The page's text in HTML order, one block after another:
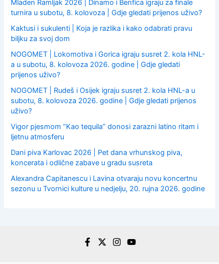
Mladen Ramljak 2026 | Dinamo i Benfica igraju za finale
turnira u subotu, 8. kolovoza | Gdje gledati prijenos uživo?
Kaktusi i sukulenti | Koja je razlika i kako odabrati pravu
biljku za svoj dom
NOGOMET | Lokomotiva i Gorica igraju susret 2. kola HNL-
a u subotu, 8. kolovoza 2026. godine | Gdje gledati
prijenos uživo?
NOGOMET | Rudeš i Osijek igraju susret 2. kola HNL-a u
subotu, 8. kolovoza 2026. godine | Gdje gledati prijenos
uživo?
Vigor pjesmom “Kao tequila” donosi zarazni latino ritam i
ljetnu atmosferu
Dani piva Karlovac 2026 | Pet dana vrhunskog piva,
koncerata i odlične zabave u gradu susreta
Alexandra Capitanescu i Lavina otvaraju novu koncertnu
sezonu u Tvornici kulture u nedjelju, 20. rujna 2026. godine